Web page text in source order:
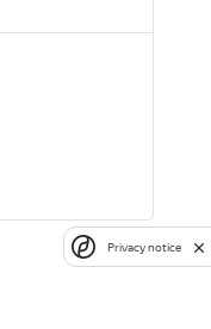
Privacy notice